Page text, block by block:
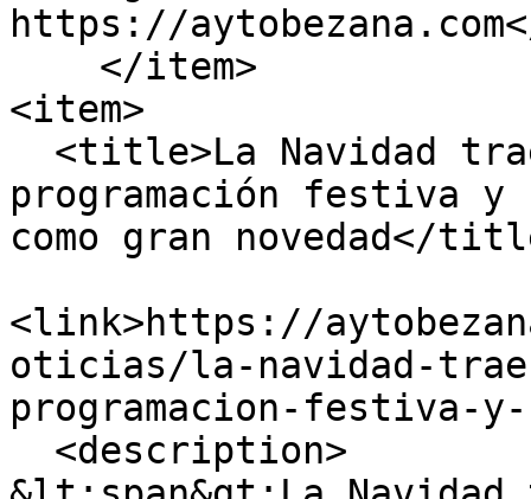
https://
<item>
programación festiva y
como gran novedad</
<link>https://
oticias/la-navidad-
programacion-festiva-